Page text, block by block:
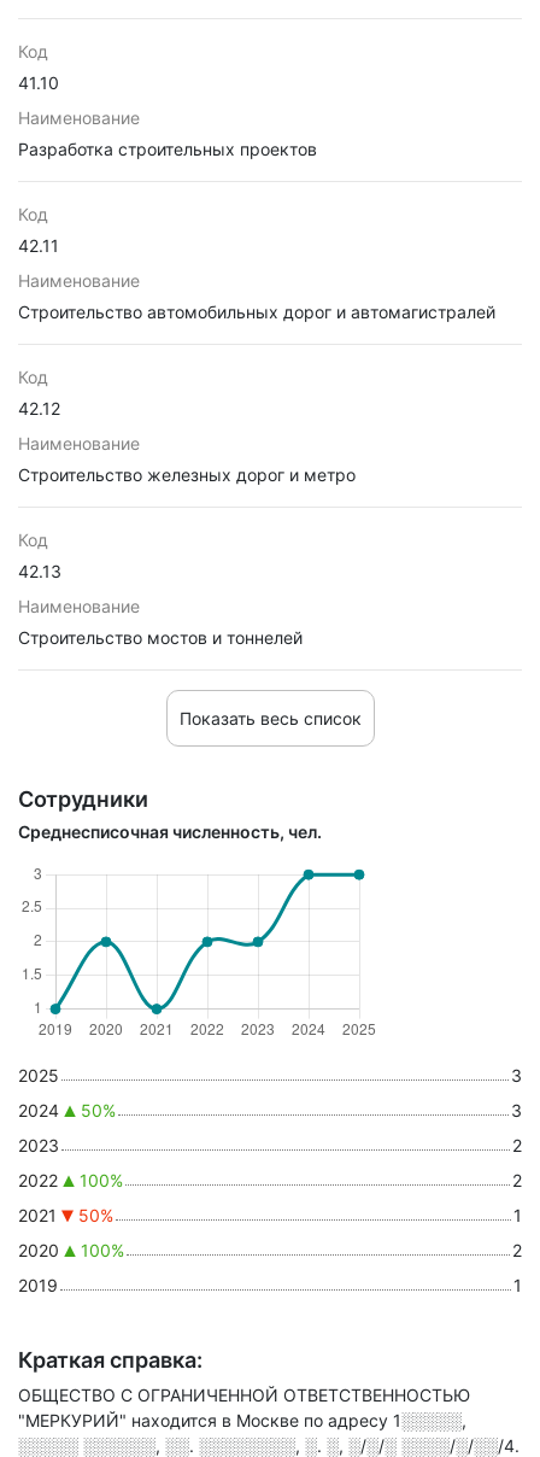
Код
41.10
Наименование
Разработка строительных проектов
Код
42.11
Наименование
Строительство автомобильных дорог и автомагистралей
Код
42.12
Наименование
Строительство железных дорог и метро
Код
42.13
Наименование
Строительство мостов и тоннелей
Показать весь список
Сотрудники
Среднесписочная численность, чел.
2025
3
2024
50%
3
2023
2
2022
100%
2
2021
50%
1
2020
100%
2
2019
1
Краткая справка:
ОБЩЕСТВО С ОГРАНИЧЕННОЙ ОТВЕТСТВЕННОСТЬЮ
"МЕРКУРИЙ" находится в Москве по адресу 1░░░░░,
░░░░░ ░░░░░░, ░░. ░░░░░░░░, ░. ░, ░/░/░ ░░░░/░/░░/4.